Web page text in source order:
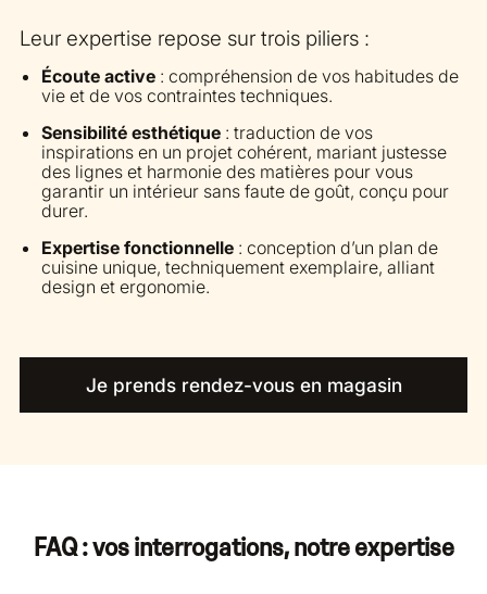
Leur expertise repose sur trois piliers :
Écoute active: compréhension de vos habitudes de
vie et de vos contraintes techniques.
Sensibilité esthétique: traduction de vos
inspirations en un projet cohérent, mariant justesse
des lignes et harmonie des matières pour vous
garantir un intérieur sans faute de goût, conçu pour
durer.
Expertise fonctionnelle: conception d’un plan de
cuisine unique, techniquement exemplaire, alliant
design et ergonomie.
Je prends rendez-vous en magasin
FAQ : vos interrogations, notre expertise